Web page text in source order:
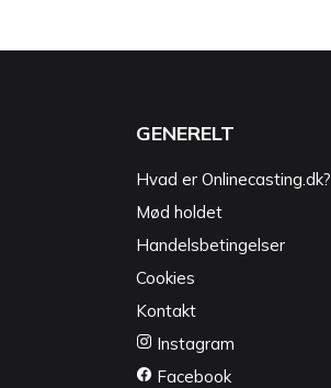
GENERELT
Hvad er Onlinecasting.dk?
Mød holdet
Handelsbetingelser
Cookies
Kontakt
Instagram
Facebook